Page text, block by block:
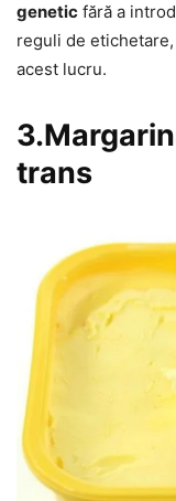
genetic fără a
reguli de
acest lucru.
trans